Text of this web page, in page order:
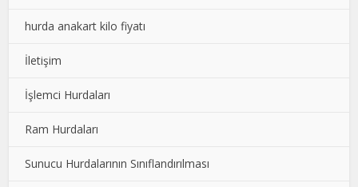
hurda anakart kilo fiyatı
İletişim
İşlemci Hurdaları
Ram Hurdaları
Sunucu Hurdalarının Sınıflandırılması